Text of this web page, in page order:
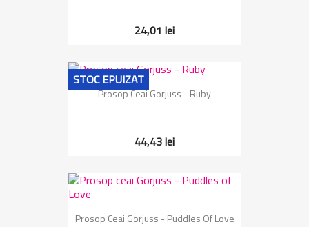
24,01 lei
Prosop Ceai Gorjuss - Ruby
44,43 lei
STOC EPUIZAT
Prosop Ceai Gorjuss - Puddles Of Love